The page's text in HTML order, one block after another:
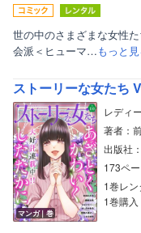
世の中のさまざまな女性
会派＜ヒューマ…もっと
ストーリーな女たち
マンガ｜巻
レディ
著者：
出版社
173ペ
1巻レ
1巻購
ボーイズラブ